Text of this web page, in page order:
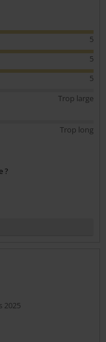
5
5
5
Trop large
Trop long
?
2025